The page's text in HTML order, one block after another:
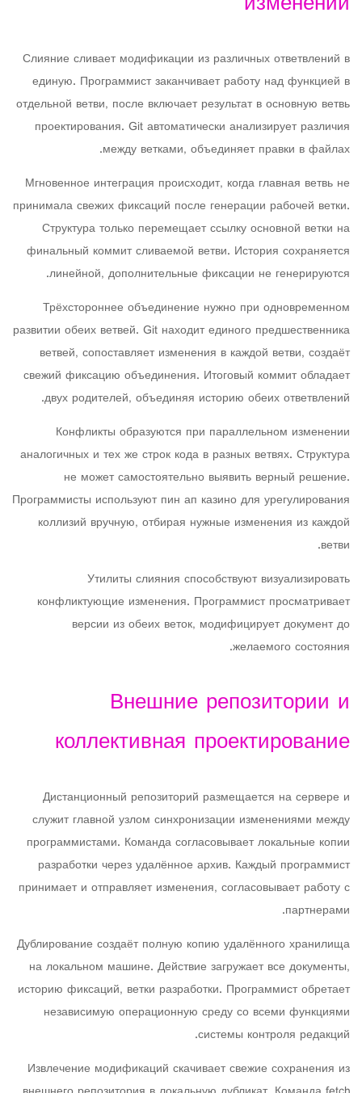
Слияние сливает модификации из различных ответвлений в
единую. Программист заканчивает работу над функцией в
отдельной ветви, после включает результат в основную ветвь
проектирования. Git автоматически анализирует различия
между ветками, объединяет правки в файлах.
Мгновенное интеграция происходит, когда главная ветвь не
принимала свежих фиксаций после генерации рабочей ветки.
Структура только перемещает ссылку основной ветки на
финальный коммит сливаемой ветви. История сохраняется
линейной, дополнительные фиксации не генерируются.
Трёхстороннее объединение нужно при одновременном
развитии обеих ветвей. Git находит единого предшественника
ветвей, сопоставляет изменения в каждой ветви, создаёт
свежий фиксацию объединения. Итоговый коммит обладает
двух родителей, объединяя историю обеих ответвлений.
Конфликты образуются при параллельном изменении
аналогичных и тех же строк кода в разных ветвях. Структура
не может самостоятельно выявить верный решение.
Программисты используют пин ап казино для урегулирования
коллизий вручную, отбирая нужные изменения из каждой
ветви.
Утилиты слияния способствуют визуализировать
конфликтующие изменения. Программист просматривает
версии из обеих веток, модифицирует документ до
желаемого состояния.
Внешние репозитории и
коллективная проектирование
Дистанционный репозиторий размещается на сервере и
служит главной узлом синхронизации изменениями между
программистами. Команда согласовывает локальные копии
разработки через удалённое архив. Каждый программист
принимает и отправляет изменения, согласовывает работу с
партнерами.
Дублирование создаёт полную копию удалённого хранилища
на локальном машине. Действие загружает все документы,
историю фиксаций, ветки разработки. Программист обретает
независимую операционную среду со всеми функциями
системы контроля редакций.
Извлечение модификаций скачивает свежие сохранения из